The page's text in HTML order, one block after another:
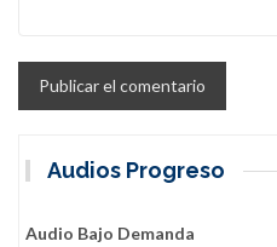
Audios Progreso
Audio Bajo Demanda